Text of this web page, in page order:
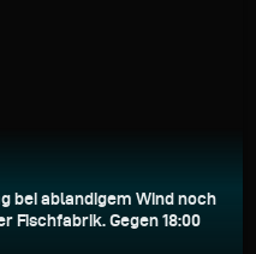
bei ablandigem Wind noch
Fischfabrik. Gegen 18:00